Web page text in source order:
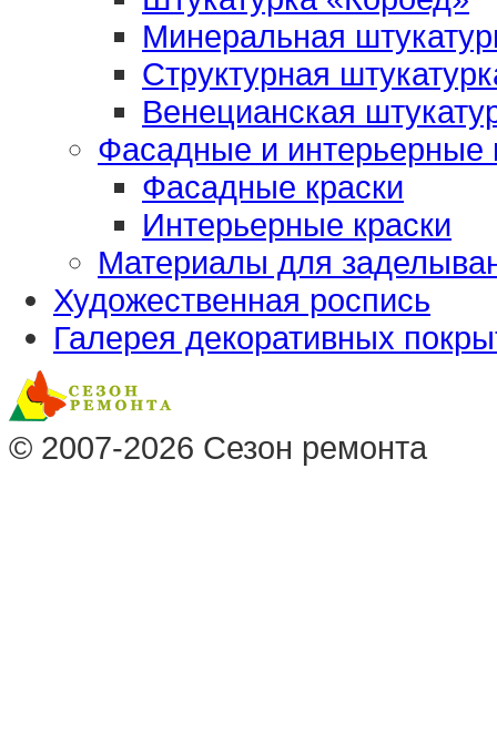
Минеральная
Структурная
Венецианская
Фасадные и интерьерные
Фасадные краски
Интерьерные краски
Материалы для
Художественная роспись
Галерея декоративных
© 2007-2026 Сезон ремонта